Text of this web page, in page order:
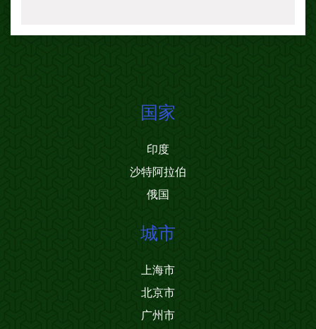
国家
印度
沙特阿拉伯
俄国
城市
上海市
北京市
广州市